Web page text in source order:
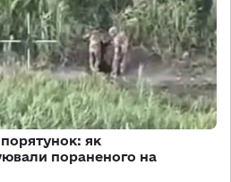
як
пораненого на